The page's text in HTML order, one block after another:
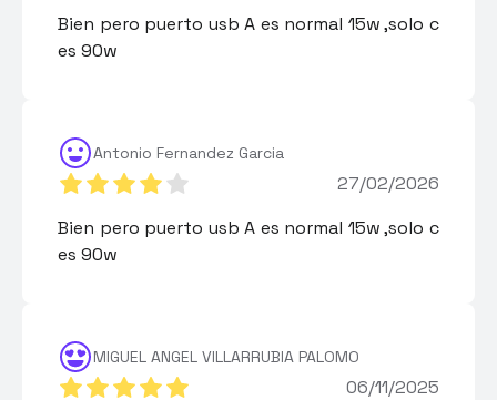
Bien pero puerto usb A es normal 15w ,solo c
es 90w
Antonio Fernandez Garcia
27/02/2026
Bien pero puerto usb A es normal 15w ,solo c
es 90w
MIGUEL ANGEL VILLARRUBIA PALOMO
06/11/2025